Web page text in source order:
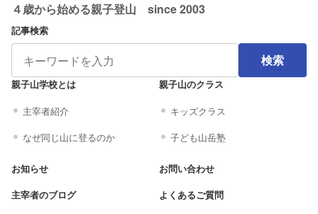
４歳から始める親子登山 since 2003
記事検索
検索
親子山学校とは
主宰者紹介
なぜ同じ山に登るのか
親子山のクラス
キッズクラス
子ども山岳塾
お知らせ
主宰者のブログ
お問い合わせ
よくあるご質問